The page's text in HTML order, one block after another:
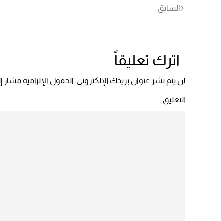
السابق
اترك تعليقاً
لن يتم نشر عنوان بريدك الإلكتروني. الحقول الإلزامية مشار
التعليق